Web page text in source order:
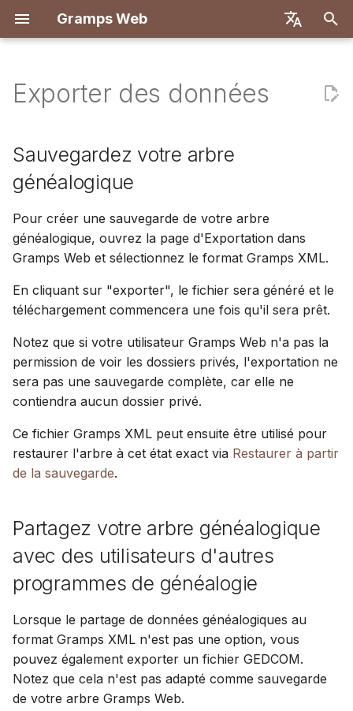
Gramps Web
Deutsch
Türkçe
Русский
Português
日本語
Dansk
Suomi
Українська
a
l
a
t
d
e
a
r
e
h
e
r
Fonctionnalités
Premiers pas
Essayer localement
Installation et
Déployer avec Docker
Docker avec Let's
TrueNAS
Administration du
serveur
Système utilisateur
Configuration du serveur
Configuration du chat IA
Configuration multi-
Personnalisation du
frontend
Mise à jour
Hébergement de médias
sur S3
Télémétrie
Guide de mise à niveau
Guide de mise à niveau
Gramps 6.0
Sauvegardez votre arbre
Partagez votre arbre
généalogique avec des
programmes de généalogie
Sauvegardez vos fichiers
Déplacez-vous vers une
autre instance Gramps
Web
Introduction
Premiers pas
Inscription
Première connexion
Explorer votre arbre
Recherche
Arbre généalogique
Carte
Modifier les données
Ajouter des fichiers
Identifier des personnes
sur les photos
Gérer les tâches
Modifier dans l'arbre
ADN
Vue d'ensemble
Correspondances ADN
ADN-Y
Outils de recherche
Rapports
Signets
Historique des révisions
Avancé
Filtres GQL
Assistant IA
Compte & préférences
Paramètres utilisateur
Raccourcis clavier
Vue d'ensemble
Backend
Introduction
Configuration de
développement
Requêtes manuelles
Frontend
Introduction
Configuration de
développement
Traduction
Exporter des données
Sauvegardez votre arbre
généalogique
Pour créer une sauvegarde de votre arbre
généalogique, ouvrez la page d'Exportation dans
Gramps Web et sélectionnez le format Gramps XML.
En cliquant sur "exporter", le fichier sera généré et le
téléchargement commencera une fois qu'il sera prêt.
Notez que si votre utilisateur Gramps Web n'a pas la
permission de voir les dossiers privés, l'exportation ne
sera pas une sauvegarde complète, car elle ne
contiendra aucun dossier privé.
Ce fichier Gramps XML peut ensuite être utilisé pour
restaurer l'arbre à cet état exact via Restaurer à partir
de la sauvegarde.
Partagez votre arbre généalogique
avec des utilisateurs d'autres
programmes de généalogie
Lorsque le partage de données généalogiques au
format Gramps XML n'est pas une option, vous
pouvez également exporter un fichier GEDCOM.
Notez que cela n'est pas adapté comme sauvegarde
de votre arbre Gramps Web.